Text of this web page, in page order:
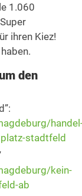
1.060
ihren Kiez!
den
stadtfeld
kein-
ab